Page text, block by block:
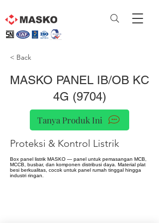
< Back
MASKO PANEL IB/OB KC
4G (9704)
Tanya Produk Ini
Proteksi & Kontrol Listrik
Box panel listrik MASKO — panel untuk pemasangan MCB,
MCCB, busbar, dan komponen distribusi daya. Material plat
besi berkualitas, cocok untuk panel rumah tinggal hingga
industri ringan.